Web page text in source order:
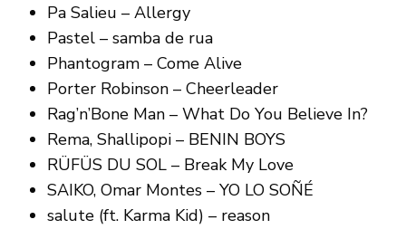
Pa Salieu – Allergy
Pastel – samba de rua
Phantogram – Come Alive
Porter Robinson – Cheerleader
Rag’n’Bone Man – What Do You Believe In?
Rema, Shallipopi – BENIN BOYS
RÜFÜS DU SOL – Break My Love
SAIKO, Omar Montes – YO LO SOÑÉ
salute (ft. Karma Kid) – reason